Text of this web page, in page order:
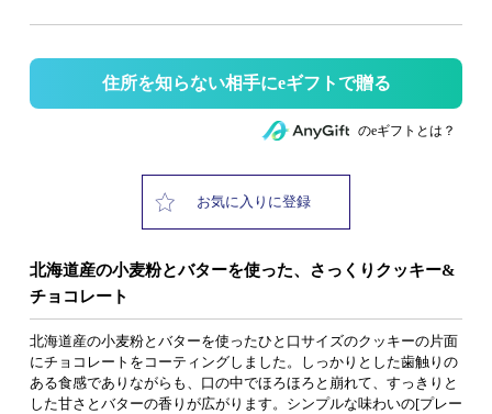
住所を知らない相手にeギフトで贈る
のeギフトとは？
お気に入りに登録
北海道産の小麦粉とバターを使った、さっくりクッキー&
チョコレート
北海道産の小麦粉とバターを使ったひと口サイズのクッキーの片面
にチョコレートをコーティングしました。しっかりとした歯触りの
ある食感でありながらも、口の中でほろほろと崩れて、すっきりと
した甘さとバターの香りが広がります。シンプルな味わいの[プレー